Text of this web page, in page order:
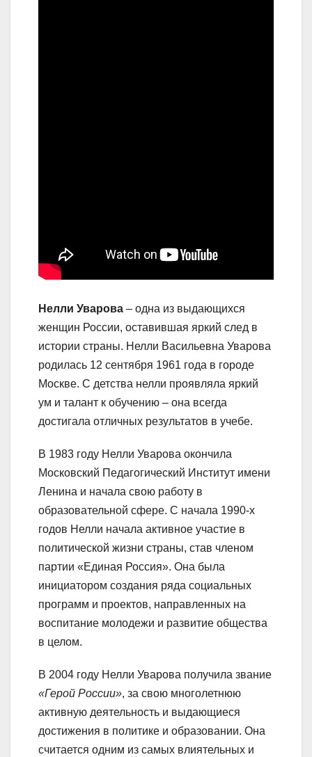
Нелли Уварова – одна из выдающихся
женщин России, оставившая яркий след в
истории страны. Нелли Васильевна Уварова
родилась 12 сентября 1961 года в городе
Москве. С детства нелли проявляла яркий
ум и талант к обучению – она всегда
достигала отличных результатов в учебе.
В 1983 году Нелли Уварова окончила
Московский Педагогический Институт имени
Ленина и начала свою работу в
образовательной сфере. С начала 1990-х
годов Нелли начала активное участие в
политической жизни страны, став членом
партии «Единая Россия». Она была
инициатором создания ряда социальных
программ и проектов, направленных на
воспитание молодежи и развитие общества
в целом.
В 2004 году Нелли Уварова получила звание
«Герой России», за свою многолетнюю
активную деятельность и выдающиеся
достижения в политике и образовании. Она
считается одним из самых влиятельных и